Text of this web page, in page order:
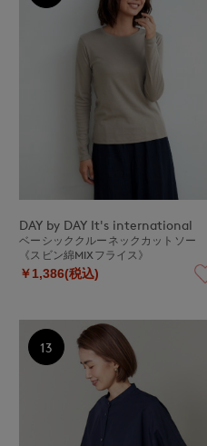
DAY by DAY It's international
ベーシッククルーネックカットソー
《スビン綿MIXフライス》
￥1,386(税込)
13